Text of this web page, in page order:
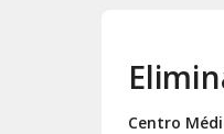
Centro